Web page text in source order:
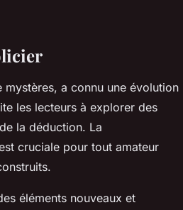
a connu une évolution
les lecteurs à explorer des
la déduction. La
cruciale pour tout amateur
éléments nouveaux et